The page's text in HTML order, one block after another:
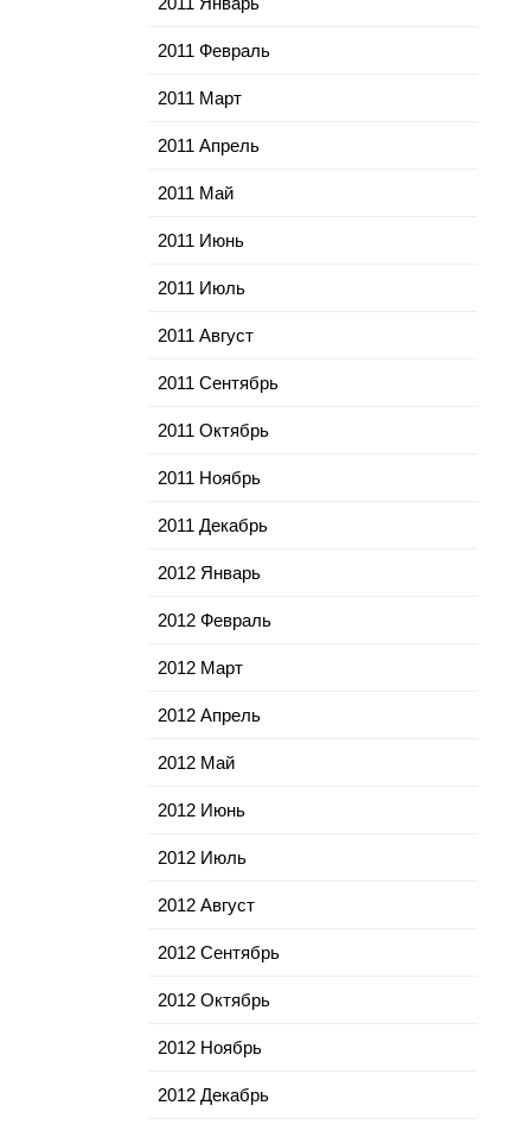
2011 Февраль
2011 Март
2011 Апрель
2011 Май
2011 Июнь
2011 Июль
2011 Август
2011 Сентябрь
2011 Октябрь
2011 Ноябрь
2011 Декабрь
2012 Январь
2012 Февраль
2012 Март
2012 Апрель
2012 Май
2012 Июнь
2012 Июль
2012 Август
2012 Сентябрь
2012 Октябрь
2012 Ноябрь
2012 Декабрь